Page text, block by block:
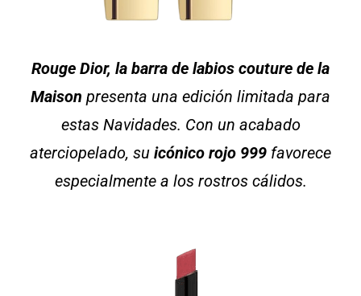
Rouge Dior, la barra de labios couture de la
Maison presenta una edición limitada para
estas Navidades. Con un acabado
aterciopelado, su icónico rojo 999 favorece
especialmente a los rostros cálidos.